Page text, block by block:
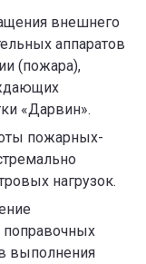
внешнего
аппаратов
(пожара),
«Дарвин».
пожарных-
нагрузок.
выполнения